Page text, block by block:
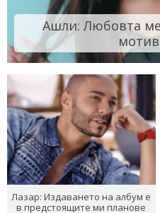
Ашли: Любовта
Лазар: Издаването на албум е
в предстоящите ми планове